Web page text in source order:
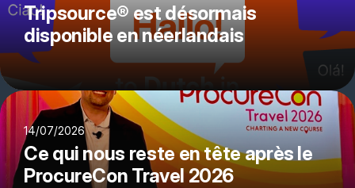
Tripsource® est désormais
disponible en néerlandais
14/07/2026
Ce qui nous reste en tête après le
ProcureCon Travel 2026